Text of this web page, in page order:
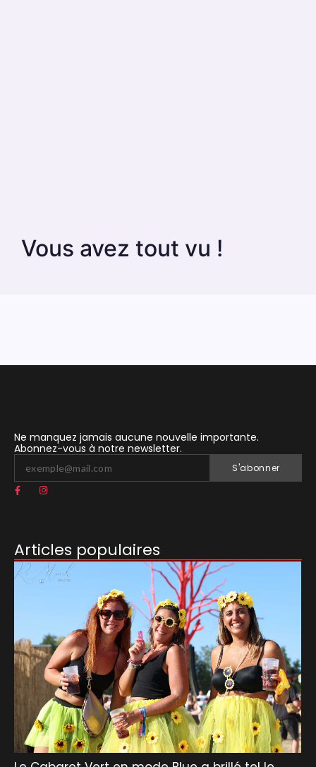
Vous avez tout vu !
Ne manquez jamais aucune nouvelle importante.
Abonnez-vous à notre newsletter.
S'abonner
Articles populaires